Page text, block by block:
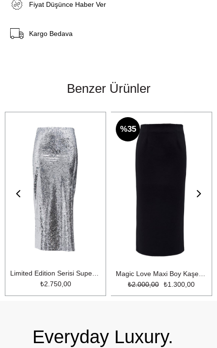
Fiyat Düşünce Haber Ver
Kargo Bedava
Benzer Ürünler
₺2.750,00
Magic Love Maxi Boy Kaşe Etek Siyah
₺1.300,00
₺2.000,00
%35
Everyday Luxury.